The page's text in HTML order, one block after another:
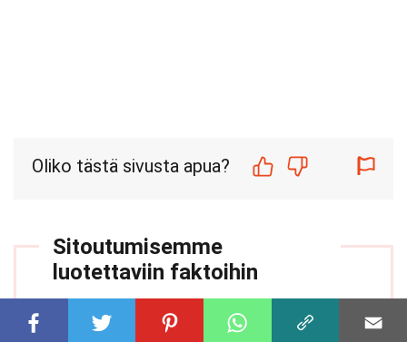
Oliko tästä sivusta apua?
Sitoutumisemme
luotettaviin faktoihin
Sitoutumisemme luotettavan ja